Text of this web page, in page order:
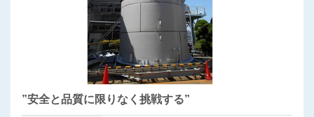
”安全と品質に限りなく挑戦する”